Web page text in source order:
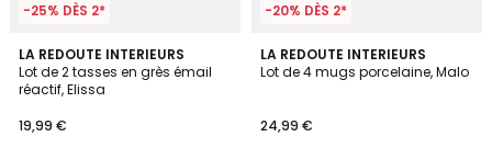
-25% DÈS 2*
LA REDOUTE INTERIEURS
Lot de 2 tasses en grès émail
réactif, Elissa
19,99 €
5
/
5
-20% DÈS 2*
LA REDOUTE INTERIEURS
Lot de 4 mugs porcelaine, Malo
24,99 €
4,8
/ 5